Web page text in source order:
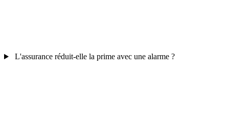
L'assurance réduit-elle la prime avec une alarme ?